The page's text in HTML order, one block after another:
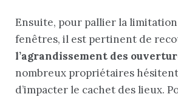
Ensuite, pour pallier la
fenêtres, il est pertinent de
l’agrandissement des
nombreux propriétaires
d’impacter le cachet des lieux.